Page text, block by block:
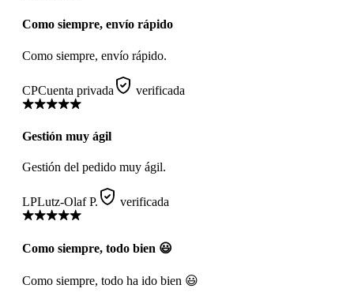
Como siempre, envío rápido
Como siempre, envío rápido.
CPCuenta privada verificada
Gestión muy ágil
Gestión del pedido muy ágil.
LPLutz-Olaf P. verificada
Como siempre, todo bien 😃
Como siempre, todo ha ido bien 😃